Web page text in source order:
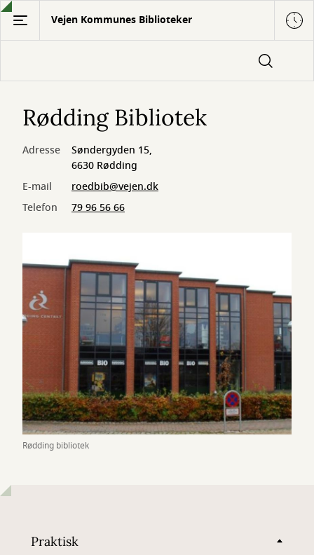
Gå
hovedindhold
Vejen Kommunes Biblioteker
Rødding bibliotek
Rødding Bibliotek
Adresse
Søndergyden 15,
6630 Rødding
E-mail
roedbib@vejen.dk
Telefon
79 96 56 66
Praktisk